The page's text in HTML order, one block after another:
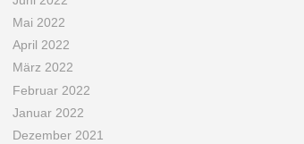
Mai 2022
April 2022
März 2022
Februar 2022
Januar 2022
Dezember 2021